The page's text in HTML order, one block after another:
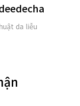
Kỳ (FAAD)